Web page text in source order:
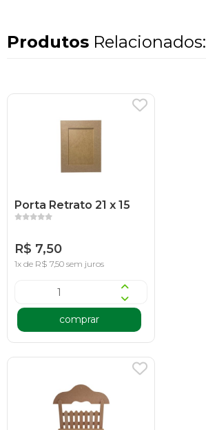
Produtos Relacionados:
Porta Retrato 21 x 15
R$ 7,50
1x de R$ 7,50 sem juros
comprar